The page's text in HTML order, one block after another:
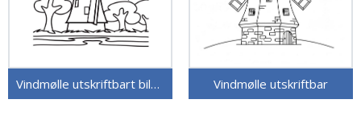
Vindmølle utskriftbart bilde Vindmølle utskriftbar